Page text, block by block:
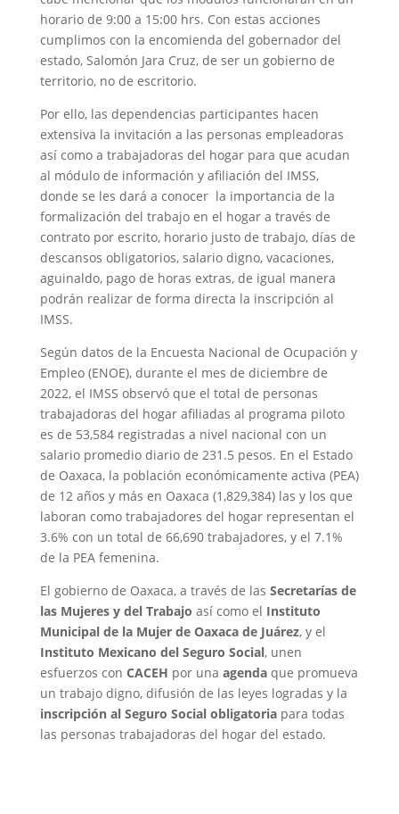
horario de 9:00 a 15:00 hrs. Con estas acciones
cumplimos con la encomienda del gobernador del
estado, Salomón Jara Cruz, de ser un gobierno de
territorio, no de escritorio.
Por ello, las dependencias participantes hacen
extensiva la invitación a las personas empleadoras
así como a trabajadoras del hogar para que acudan
al módulo de información y afiliación del IMSS,
donde se les dará a conocer la importancia de la
formalización del trabajo en el hogar a través de
contrato por escrito, horario justo de trabajo, días de
descansos obligatorios, salario digno, vacaciones,
aguinaldo, pago de horas extras, de igual manera
podrán realizar de forma directa la inscripción al
IMSS.
Según datos de la Encuesta Nacional de Ocupación y
Empleo (ENOE), durante el mes de diciembre de
2022, el IMSS observó que el total de personas
trabajadoras del hogar afiliadas al programa piloto
es de 53,584 registradas a nivel nacional con un
salario promedio diario de 231.5 pesos. En el Estado
de Oaxaca, la población económicamente activa (PEA)
de 12 años y más en Oaxaca (1,829,384) las y los que
laboran como trabajadores del hogar representan el
3.6% con un total de 66,690 trabajadores, y el 7.1%
de la PEA femenina.
El gobierno de Oaxaca, a través de las Secretarías de
las Mujeres y del Trabajo así como el Instituto
Municipal de la Mujer de Oaxaca de Juárez, y el
Instituto Mexicano del Seguro Social, unen
esfuerzos con CACEH por una agendaque promueva
un trabajo digno, difusión de las leyes logradas y la
inscripción al Seguro Social obligatoriapara todas
las personas trabajadoras del hogar del estado.